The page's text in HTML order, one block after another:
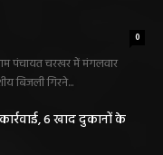
0
पंचायत चरखर में मंगलवार
बिजली गिरने...
6 खाद दुकानों के